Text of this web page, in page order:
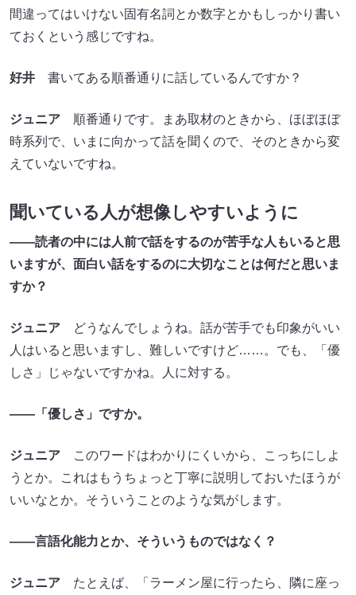
間違ってはいけない固有名詞とか数字とかもしっかり書い
ておくという感じですね。
好井 書いてある順番通りに話しているんですか？
ジュニア 順番通りです。まあ取材のときから、ほぼほぼ
時系列で、いまに向かって話を聞くので、そのときから変
えていないですね。
聞いている人が想像しやすいように
――読者の中には人前で話をするのが苦手な人もいると思
いますが、面白い話をするのに大切なことは何だと思いま
すか？
ジュニア
どうなんでしょうね。話が苦手でも印象がいい
人はいると思いますし、難しいですけど……。でも、「優
しさ」じゃないですかね。人に対する。
――「優しさ」ですか。
ジュニア
このワードはわかりにくいから、こっちにしよ
うとか。これはもうちょっと丁寧に説明しておいたほうが
いいなとか。そういうことのような気がします。
――言語化能力とか、そういうものではなく？
ジュニア たとえば、「ラーメン屋に行ったら、隣に座っ